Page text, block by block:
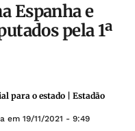
Espanha e
pela 1ª
para o estado | Estadão
em 19/11/2021 - 9:49